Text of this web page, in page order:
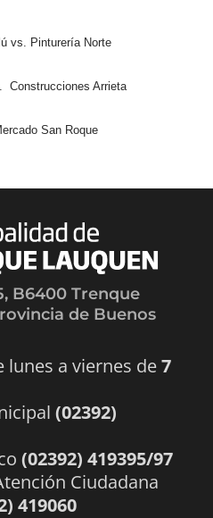
vs. Pinturería Norte
Construcciones Arrieta
San Roque
B6400 Trenque
de Buenos
lunes a viernes de7
(02392)
(02392) 419395/97
Ciudadana
419060